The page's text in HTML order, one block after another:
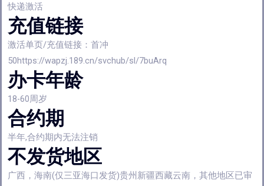
快递激活
充值链接
激活单页/充值链接：首冲
50https://wapzj.189.cn/svchub/sl/7buArq
办卡年龄
18-60周岁
合约期
半年,合约期内无法注销
不发货地区
广西，海南(仅三亚海口发货)贵州新疆西藏云南，其他地区已审